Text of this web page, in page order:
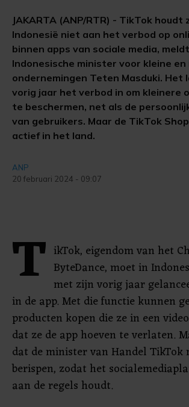
JAKARTA (ANP/RTR) - TikTok houdt
Indonesië niet aan het verbod op
binnen apps van sociale media,
Indonesische minister voor kleine
ondernemingen Teten Masduki. Het
vorig jaar het verbod in om kleinere
te beschermen, net als de
van gebruikers. Maar de TikTok
actief in het land.
ANP
20 februari 2024 - 09:07
T ikTok, eigendom van het
ByteDance, moet in
met zijn vorig jaar
in de app. Met die functie kunnen
producten kopen die ze in een
dat ze de app hoeven te verlaten.
dat de minister van Handel TikTok
berispen, zodat het
aan de regels houdt.